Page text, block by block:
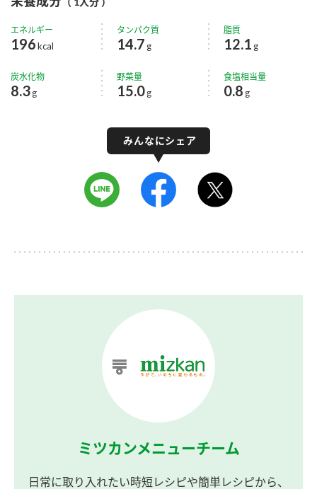
エネルギー
196kcal
タンパク質
14.7 g
脂質
12.1 g
炭水化物
8.3g
野菜量
15.0g
食塩相当量
0.8 g
ミツカンメニューチーム
日常に取り入れたい時短レシピや簡単レシピから、